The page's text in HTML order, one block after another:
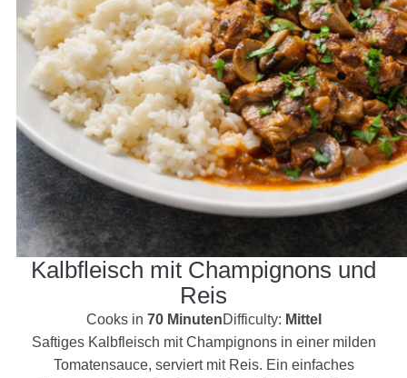
Kalbfleisch mit Champignons und
Reis
Cooks in 70 MinutenDifficulty: Mittel
Saftiges Kalbfleisch mit Champignons in einer milden
Tomatensauce, serviert mit Reis. Ein einfaches